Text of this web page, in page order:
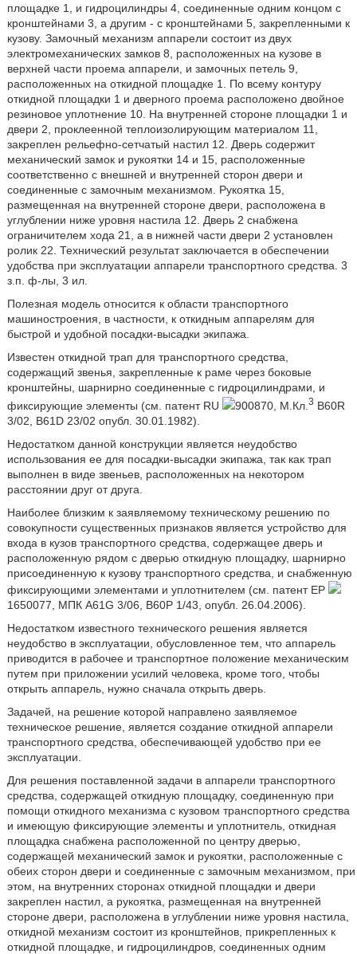
площадке 1, и гидроцилиндры 4, соединенные одним концом с
кронштейнами 3, а другим - с кронштейнами 5, закрепленными к
кузову. Замочный механизм аппарели состоит из двух
электромеханических замков 8, расположенных на кузове в
верхней части проема аппарели, и замочных петель 9,
расположенных на откидной площадке 1. По всему контуру
откидной площадки 1 и дверного проема расположено двойное
резиновое уплотнение 10. На внутренней стороне площадки 1 и
двери 2, проклеенной теплоизолирующим материалом 11,
закреплен рельефно-сетчатый настил 12. Дверь содержит
механический замок и рукоятки 14 и 15, расположенные
соответственно с внешней и внутренней сторон двери и
соединенные с замочным механизмом. Рукоятка 15,
размещенная на внутренней стороне двери, расположена в
углублении ниже уровня настила 12. Дверь 2 снабжена
ограничителем хода 21, а в нижней части двери 2 установлен
ролик 22. Технический результат заключается в обеспечении
удобства при эксплуатации аппарели транспортного средства. 3
з.п. ф-лы, 3 ил.
Полезная модель относится к области транспортного
машиностроения, в частности, к откидным аппарелям для
быстрой и удобной посадки-высадки экипажа.
Известен откидной трап для транспортного средства,
содержащий звенья, закрепленные к раме через боковые
кронштейны, шарнирно соединенные с гидроцилиндрами, и
фиксирующие элементы (см. патент RU
900870, М.Кл. 3 B60R
3/02, B61D 23/02 опубл. 30.01.1982).
Недостатком данной конструкции является неудобство
использования ее для посадки-высадки экипажа, так как трап
выполнен в виде звеньев, расположенных на некотором
расстоянии друг от друга.
Наиболее близким к заявляемому техническому решению по
совокупности существенных признаков является устройство для
входа в кузов транспортного средства, содержащее дверь и
расположенную рядом с дверью откидную площадку, шарнирно
присоединенную к кузову транспортного средства, и снабженную
фиксирующими элементами и уплотнителем (см. патент ЕР
1650077, МПК A61G 3/06, B60P 1/43, опубл. 26.04.2006).
Недостатком известного технического решения является
неудобство в эксплуатации, обусловленное тем, что аппарель
приводится в рабочее и транспортное положение механическим
путем при приложении усилий человека, кроме того, чтобы
открыть аппарель, нужно сначала открыть дверь.
Задачей, на решение которой направлено заявляемое
техническое решение, является создание откидной аппарели
транспортного средства, обеспечивающей удобство при ее
эксплуатации.
Для решения поставленной задачи в аппарели транспортного
средства, содержащей откидную площадку, соединенную при
помощи откидного механизма с кузовом транспортного средства
и имеющую фиксирующие элементы и уплотнитель, откидная
площадка снабжена расположенной по центру дверью,
содержащей механический замок и рукоятки, расположенные с
обеих сторон двери и соединенные с замочным механизмом, при
этом, на внутренних сторонах откидной площадки и двери
закреплен настил, а рукоятка, размещенная на внутренней
стороне двери, расположена в углублении ниже уровня настила,
откидной механизм состоит из кронштейнов, прикрепленных к
откидной площадке, и гидроцилиндров, соединенных одним